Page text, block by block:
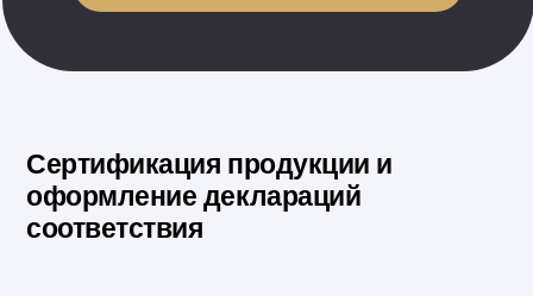
Сертификация продукции и
оформление деклараций
соответствия